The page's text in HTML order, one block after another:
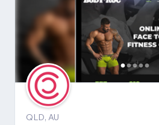
QLD, AU